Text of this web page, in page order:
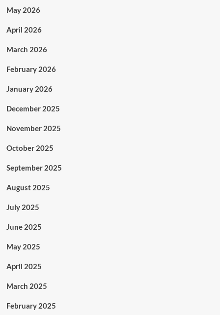
May 2026
April 2026
March 2026
February 2026
January 2026
December 2025
November 2025
October 2025
September 2025
August 2025
July 2025
June 2025
May 2025
April 2025
March 2025
February 2025